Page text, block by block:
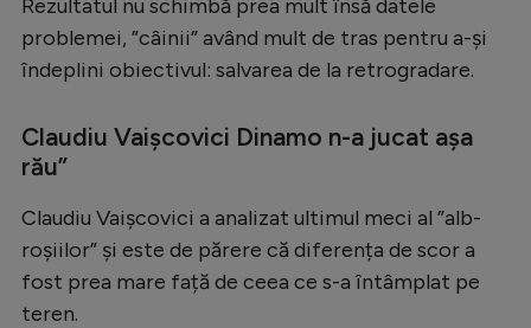
Clasamente
Handbal
Natație
Formula 1
Rezultatul nu schimbă prea mult însă datele
problemei, ”câinii” având mult de tras pentru a-și
îndeplini obiectivul: salvarea de la retrogradare.
Claudiu Vaișcovici Dinamo n-a jucat așa
rău”
Claudiu Vaișcovici a analizat ultimul meci al ”alb-
roșiilor” și este de părere că diferența de scor a
fost prea mare față de ceea ce s-a întâmplat pe
teren.